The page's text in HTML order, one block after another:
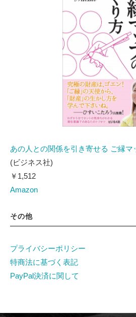
あの人との関係を引き寄せる ご縁マ
(ビジネス社)
￥1,512
Amazon
その他
プライバシーポリシー
特商法に基づく表記
PayPal決済に関して